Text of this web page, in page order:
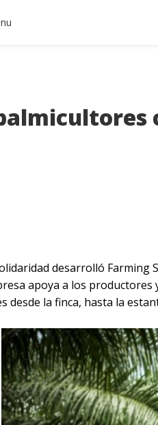
desarrolló
apoya a los
desde la finca, hasta la